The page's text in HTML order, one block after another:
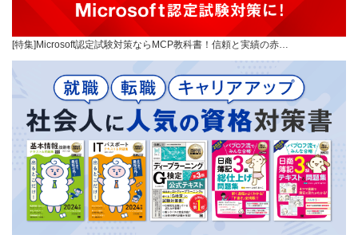
[特集]Microsoft認定試験対策ならMCP教科書！信頼と実績の赤…